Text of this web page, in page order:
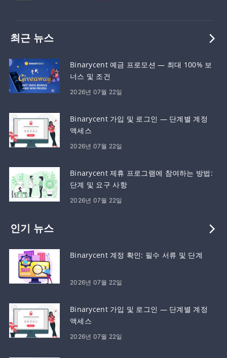
최근 뉴스
Binarycent 예금 프로모션 — 최대 100% 보
너스 및 조건
2026년 07월 22일
Binarycent 가입 및 로그인 — 단계별 계정
액세스
2026년 07월 22일
Binarycent 제휴 프로그램에 참여하는 방법:
단계 및 요구 사항
2026년 07월 22일
인기 뉴스
Binarycent 계정 확인: 필수 서류 및 단계
2026년 07월 22일
Binarycent 가입 및 로그인 — 단계별 계정
액세스
2026년 07월 22일